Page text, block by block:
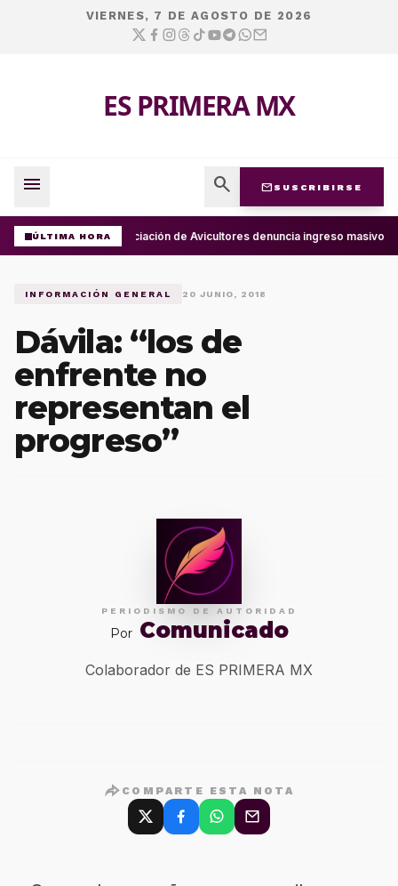
VIERNES, 7 DE AGOSTO DE 2026
ES PRIMERA MX
menu search mail SUSCRIBIRSE
ÚLTIMA HORAAsociación de Avicultores denuncia ingreso masivo
INFORMACIÓN GENERAL 20 JUNIO, 2018
Dávila: “los de
enfrente no
representan el
progreso”
PERIODISMO DE AUTORIDAD
Por Comunicado
Colaborador de ES PRIMERA MX
COMPARTE ESTA NOTA